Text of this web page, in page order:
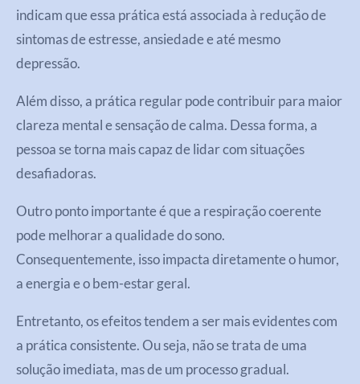
indicam que essa prática está associada à redução de
sintomas de estresse, ansiedade e até mesmo
depressão.
Além disso, a prática regular pode contribuir para maior
clareza mental e sensação de calma. Dessa forma, a
pessoa se torna mais capaz de lidar com situações
desafiadoras.
Outro ponto importante é que a respiração coerente
pode melhorar a qualidade do sono.
Consequentemente, isso impacta diretamente o humor,
a energia e o bem-estar geral.
Entretanto, os efeitos tendem a ser mais evidentes com
a prática consistente. Ou seja, não se trata de uma
solução imediata, mas de um processo gradual.